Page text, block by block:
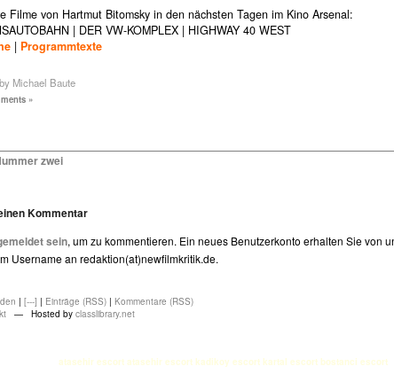
Filme von Hartmut Bitomsky in den nächsten Tagen im Kino Arsenal:
| DER VW-KOMPLEX | HIGHWAY 40 WEST
| Programmtexte
Michael Baute
»
zwei
Kommentar
sein, um zu kommentieren. Ein neues Benutzerkonto erhalten Sie von
Username an redaktion(at)newfilmkritik.de.
| [---] | Einträge (RSS) | Kommentare (RSS)
— Hosted by classlibrary.net
atasehir escort atasehir escort kadikoy escort kartal escort bostanci escort